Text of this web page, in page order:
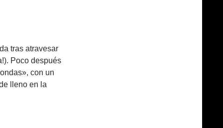
tras atravesar
Poco después
con un
lleno en la